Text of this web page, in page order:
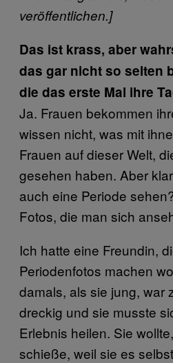
veröffentlichen.]
Das ist krass, aber
das gar nicht so selten
die das erste Mal ihre
Ja. Frauen bekommen
wissen nicht, was mit
Frauen auf dieser Welt,
gesehen haben. Aber
auch eine Periode
Fotos, die man sich
Ich hatte eine Freundin,
Periodenfotos machen
damals, als sie jung, war
dreckig und sie musste
Erlebnis heilen. Sie
schieße, weil sie es